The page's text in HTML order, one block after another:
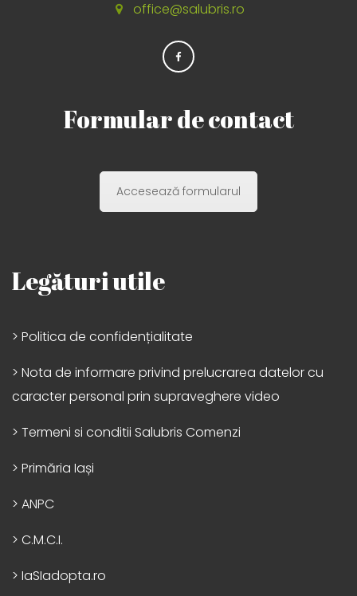
office@salubris.ro
Formular de contact
Accesează formularul
Legături utile
> Politica de confidențialitate
> Nota de informare privind prelucrarea datelor cu
caracter personal prin supraveghere video
> Termeni si conditii Salubris Comenzi
> Primăria Iași
> ANPC
> C.M.C.I.
> IaSIadopta.ro